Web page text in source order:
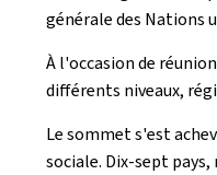
générale des Nations
À l'occasion de
différents niveaux,
Le sommet s'est
sociale. Dix-sept